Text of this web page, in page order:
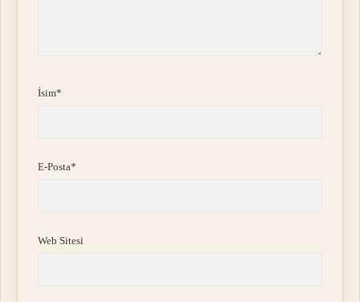
İsim*
E-Posta*
Web Sitesi